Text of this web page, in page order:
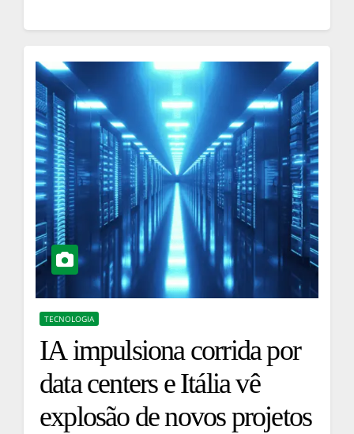
TECNOLOGIA
IA impulsiona corrida por
data centers e Itália vê
explosão de novos projetos